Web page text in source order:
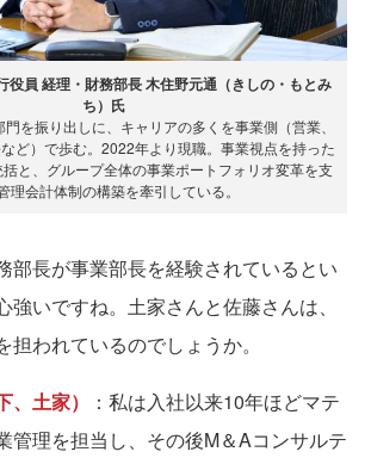
役員 経理・財務部長 木住野元通（きしの・もとみ
ち）氏
を振り出しに、キャリアの多くを事業側（営業、
ど）で歩む。2022年より現職。事業視点を持った
と、グループ全体の事業ポートフォリオ変革を支
理会計体制の構築を牽引している。
部長が事業部長を経験されているとい
強いですね。土家さんと佐藤さんは、
担われているのでしょうか。
土家）
：私は入社以来10年ほどマテ
管理を担当し、その後M＆Aコンサルテ